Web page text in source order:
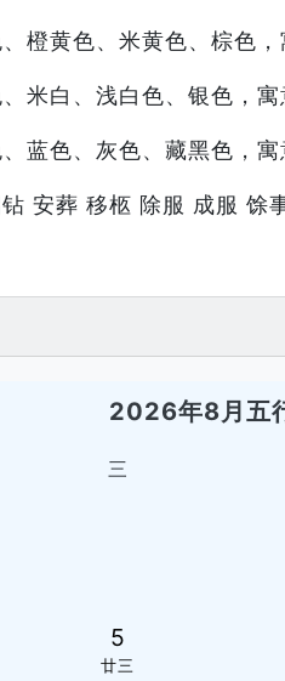
橙黄色、米黄色、棕色
米白、浅白色、银色，
蓝色、灰色、藏黑色，
安葬 移柩 除服 成服 馀
2026年8月五
三
5
廿三